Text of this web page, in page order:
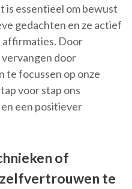
is essentieel om bewust
gedachten en ze actief
affirmaties. Door
door
te focussen op onze
voor stap ons
een positiever
of
te